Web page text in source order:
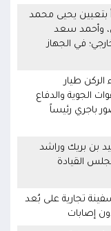
بتعيين يحيى محمد
وأحمد سعد
في الجهاز
طيار
الجوية والدفاع
باجري رئيساً
بن بريك وراشد
القيادة
تجارية على بُعد